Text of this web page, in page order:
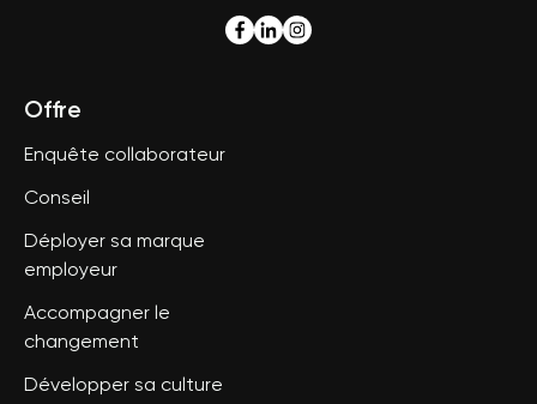
Offre
Enquête collaborateur
Conseil
Déployer sa marque
employeur
Accompagner le
changement
Développer sa culture